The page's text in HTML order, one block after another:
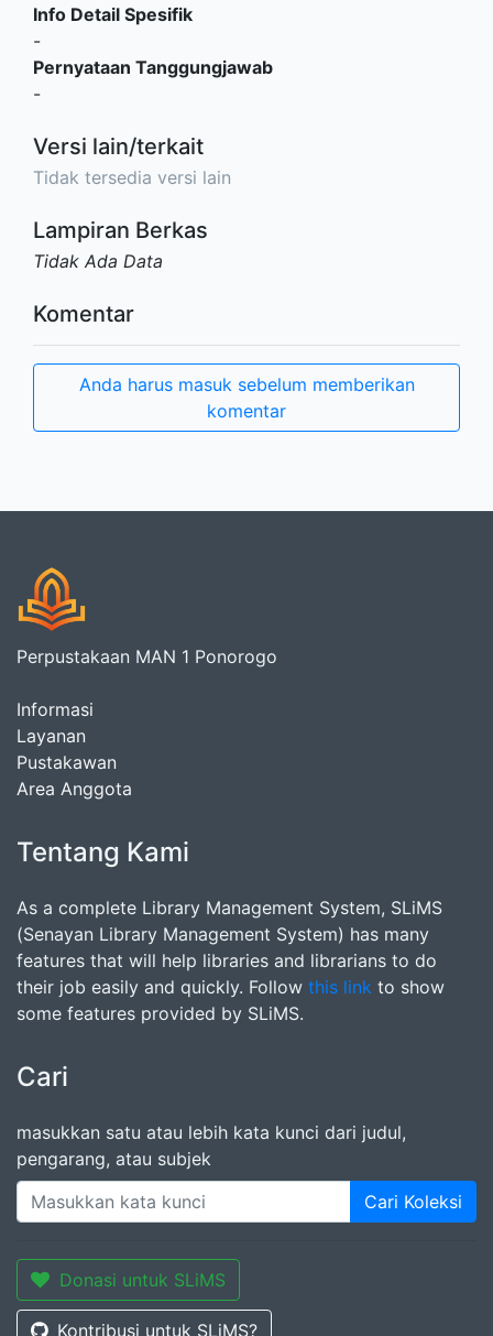
Info Detail Spesifik
-
Pernyataan Tanggungjawab
-
Versi lain/terkait
Tidak tersedia versi lain
Lampiran Berkas
Tidak Ada Data
Komentar
Anda harus masuk sebelum memberikan
komentar
Perpustakaan MAN 1 Ponorogo
Informasi
Layanan
Pustakawan
Area Anggota
Tentang Kami
As a complete Library Management System, SLiMS
(Senayan Library Management System) has many
features that will help libraries and librarians to do
their job easily and quickly. Follow this link to show
some features provided by SLiMS.
Cari
masukkan satu atau lebih kata kunci dari judul,
pengarang, atau subjek
Cari Koleksi
Donasi untuk SLiMS
Kontribusi untuk SLiMS?